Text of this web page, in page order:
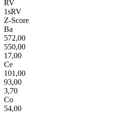
RV
1sRV
Z-Score
Ba
572,00
550,00
17,00
Ce
101,00
93,00
3,70
Co
54,00